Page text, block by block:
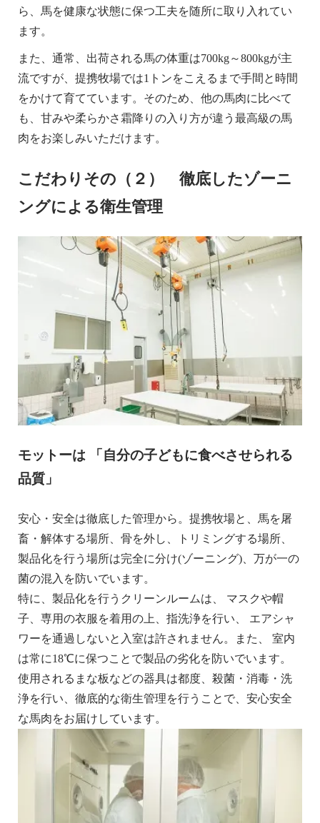
ら、馬を健康な状態に保つ工夫を随所に取り入れてい
ます。
また、通常、出荷される馬の体重は700kg～800kgが主
流ですが、提携牧場では1トンをこえるまで手間と時間
をかけて育てています。そのため、他の馬肉に比べて
も、甘みや柔らかさ霜降りの入り方が違う最高級の馬
肉をお楽しみいただけます。
こだわりその（２） 徹底したゾーニ
ングによる衛生管理
モットーは 「自分の子どもに食べさせられる
品質」
安心・安全は徹底した管理から。提携牧場と、馬を屠
畜・解体する場所、骨を外し、トリミングする場所、
製品化を行う場所は完全に分け(ゾーニング)、万が一の
菌の混入を防いでいます。
特に、製品化を行うクリーンルームは、 マスクや帽
子、専用の衣服を着用の上、指洗浄を行い、 エアシャ
ワーを通過しないと入室は許されません。また、 室内
は常に18℃に保つことで製品の劣化を防いでいます。
使用されるまな板などの器具は都度、殺菌・消毒・洗
浄を行い、徹底的な衛生管理を行うことで、安心安全
な馬肉をお届けしています。